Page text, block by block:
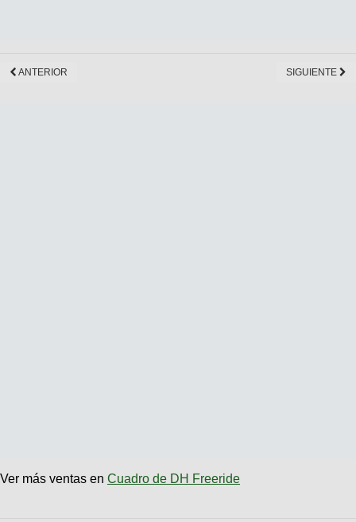
ANTERIOR SIGUIENTE
Ver más ventas en Cuadro de DH Freeride